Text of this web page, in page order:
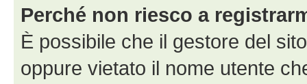
Perché non riesco a
È possibile che il gestore del
oppure vietato il nome utente